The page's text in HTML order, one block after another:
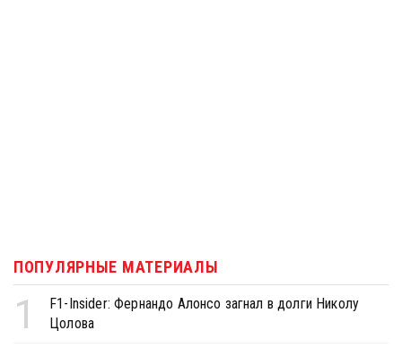
ПОПУЛЯРНЫЕ МАТЕРИАЛЫ
1
F1-Insider: Фернандо Алонсо загнал в долги Николу
Цолова